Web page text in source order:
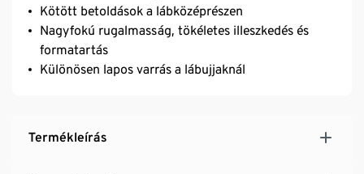
Kötött betoldások a lábközéprészen
Nagyfokú rugalmasság, tökéletes illeszkedés és
formatartás
Különösen lapos varrás a lábujjaknál
Termékleírás